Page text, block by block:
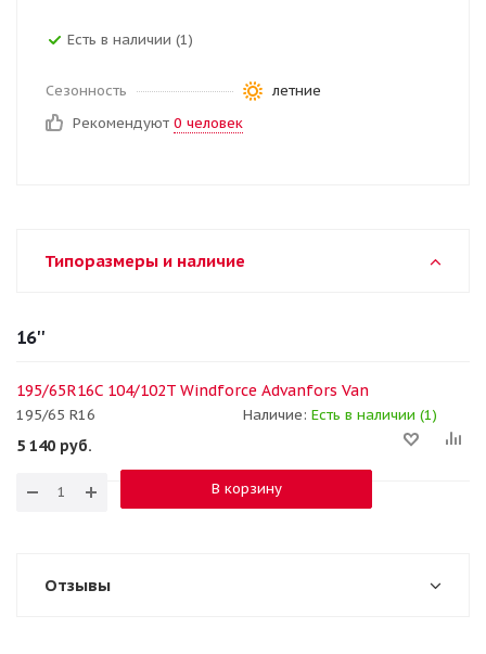
Есть в наличии (1)
Сезонность
летние
Рекомендуют 0 человек
Типоразмеры и наличие
16''
195/65R16C 104/102T Windforce Advanfors Van
195/65 R16 Наличие: Есть в наличии (1)
5 140 руб.
В корзину
Отзывы